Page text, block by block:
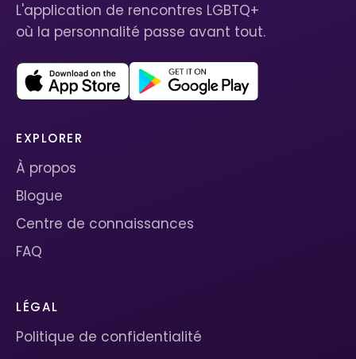
L'application de rencontres LGBTQ+
où la personnalité passe avant tout.
EXPLORER
À propos
Blogue
Centre de connaissances
FAQ
LÉGAL
Politique de confidentialité